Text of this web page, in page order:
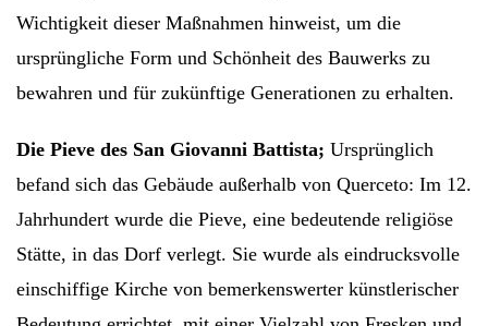
Wichtigkeit dieser Maßnahmen hinweist, um die
ursprüngliche Form und Schönheit des Bauwerks zu
bewahren und für zukünftige Generationen zu erhalten.
Die Pieve des San Giovanni Battista; Ursprünglich
befand sich das Gebäude außerhalb von Querceto: Im 12.
Jahrhundert wurde die Pieve, eine bedeutende religiöse
Stätte, in das Dorf verlegt. Sie wurde als eindrucksvolle
einschiffige Kirche von bemerkenswerter künstlerischer